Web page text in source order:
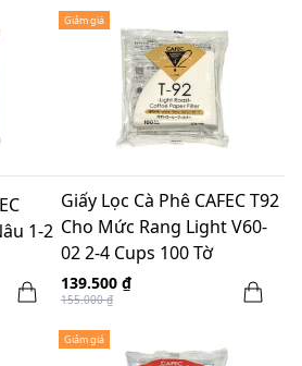
1-2
Giảm giá
Giấy Lọc Cà Phê CAFEC T92
Cho Mức Rang Light V60-
02 2-4 Cups 100 Tờ
139.500 ₫
155.000 ₫
Giảm giá